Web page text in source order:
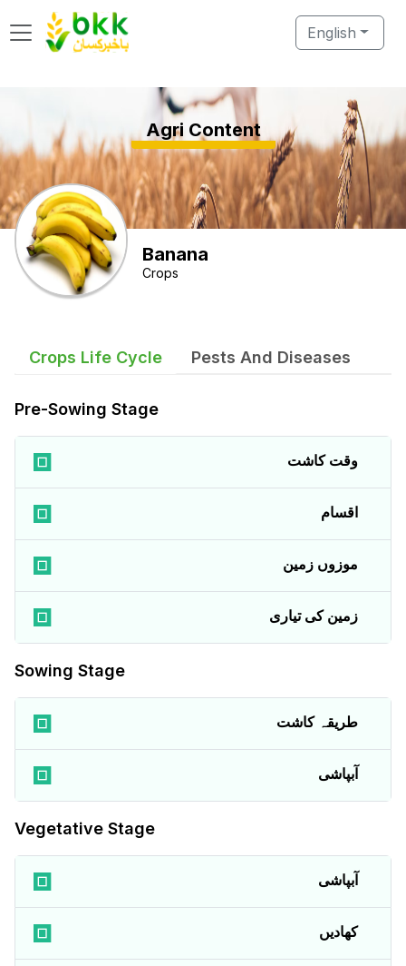
English
Agri Content
Banana
Crops
Crops Life Cycle Pests And Diseases
Pre-Sowing Stage
وقت کاشت
اقسام
موزوں زمین
زمین کی تیاری
Sowing Stage
طریقہ کاشت
آبپاشی
Vegetative Stage
آبپاشی
کھادیں